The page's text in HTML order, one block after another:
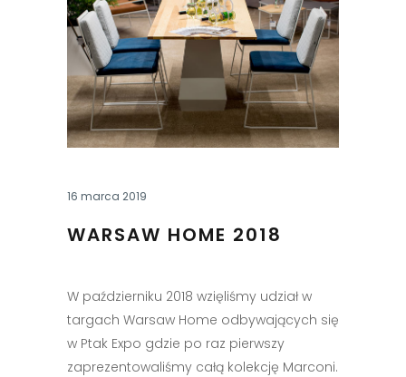
16 marca 2019
WARSAW HOME 2018
W październiku 2018 wzięliśmy udział w
targach Warsaw Home odbywających się
w Ptak Expo gdzie po raz pierwszy
zaprezentowaliśmy całą kolekcję Marconi.